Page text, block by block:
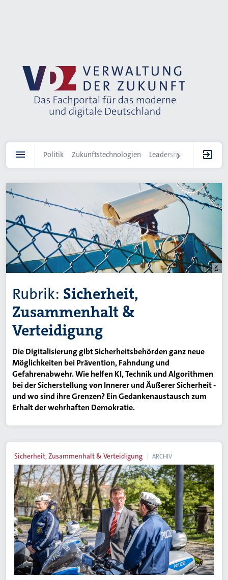
Politik Zukunftstechnologien Leadership IT-
Rubrik: Sicherheit,
Zusammenhalt &
Verteidigung
Die Digitalisierung gibt Sicherheitsbehörden ganz neue
Möglichkeiten bei Prävention, Fahndung und
Gefahrenabwehr. Wie helfen KI, Technik und Algorithmen
bei der Sicherstellung von Innerer und Äußerer Sicherheit -
und wo sind ihre Grenzen? Ein Gedankenaustausch zum
Erhalt der wehrhaften Demokratie.
Sicherheit, Zusammenhalt & Verteidigung ARCHIV